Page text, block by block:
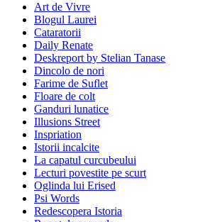
Art de Vivre
Blogul Laurei
Cataratorii
Daily Renate
Deskreport by Stelian Tanase
Dincolo de nori
Farime de Suflet
Floare de colt
Ganduri lunatice
Illusions Street
Inspriation
Istorii incalcite
La capatul curcubeului
Lecturi povestite pe scurt
Oglinda lui Erised
Psi Words
Redescopera Istoria